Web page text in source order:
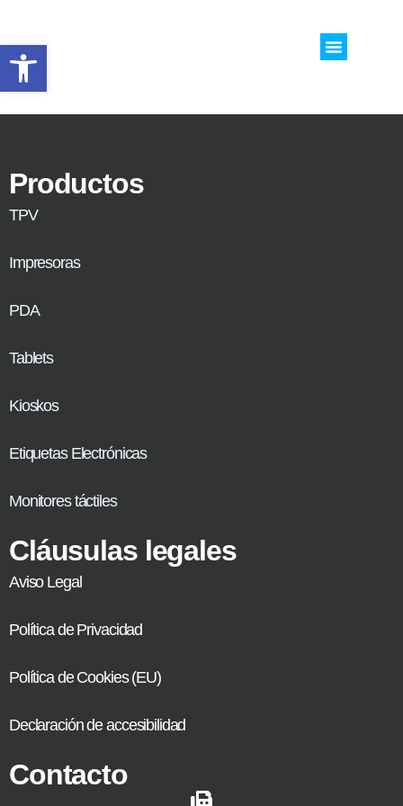
Productos
TPV
Impresoras
PDA
Tablets
Kioskos
Etiquetas Electrónicas
Monitores táctiles
Cláusulas legales
Aviso Legal
Política de Privacidad
Política de Cookies (EU)
Declaración de accesibilidad
Contacto
Abrir barra de herramientas